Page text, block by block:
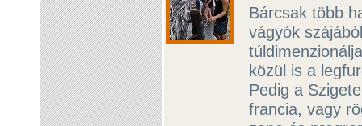
Bárcsak több
vágyók
közül is a
Pedig a
francia, vagy